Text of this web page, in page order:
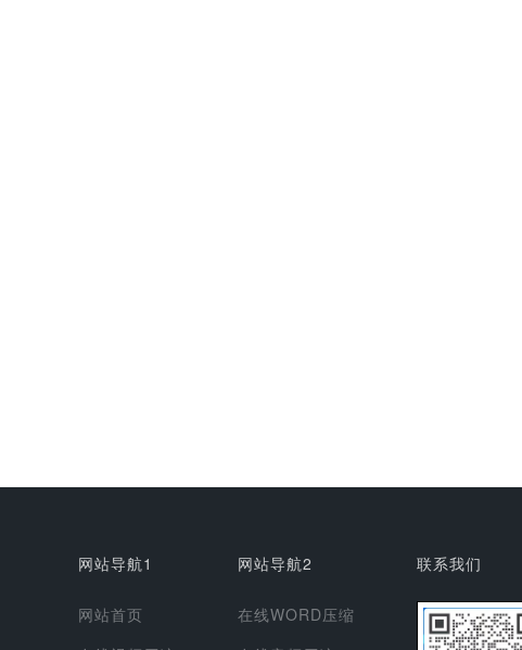
网站导航1
网站首页
网站导航2
在线WORD压缩
联系我们